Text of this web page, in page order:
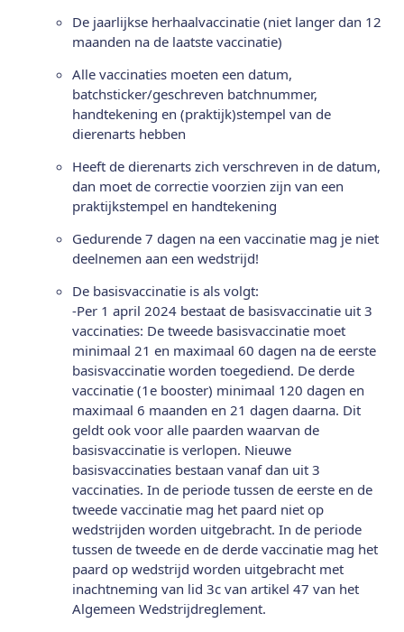
De jaarlijkse herhaalvaccinatie (niet langer dan 12
maanden na de laatste vaccinatie)
Alle vaccinaties moeten een datum,
batchsticker/geschreven batchnummer,
handtekening en (praktijk)stempel van de
dierenarts hebben
Heeft de dierenarts zich verschreven in de datum,
dan moet de correctie voorzien zijn van een
praktijkstempel en handtekening
Gedurende 7 dagen na een vaccinatie mag je niet
deelnemen aan een wedstrijd!
De basisvaccinatie is als volgt:
-Per 1 april 2024 bestaat de basisvaccinatie uit 3
vaccinaties: De tweede basisvaccinatie moet
minimaal 21 en maximaal 60 dagen na de eerste
basisvaccinatie worden toegediend. De derde
vaccinatie (1e booster) minimaal 120 dagen en
maximaal 6 maanden en 21 dagen daarna. Dit
geldt ook voor alle paarden waarvan de
basisvaccinatie is verlopen. Nieuwe
basisvaccinaties bestaan vanaf dan uit 3
vaccinaties. In de periode tussen de eerste en de
tweede vaccinatie mag het paard niet op
wedstrijden worden uitgebracht. In de periode
tussen de tweede en de derde vaccinatie mag het
paard op wedstrijd worden uitgebracht met
inachtneming van lid 3c van artikel 47 van het
Algemeen Wedstrijdreglement.